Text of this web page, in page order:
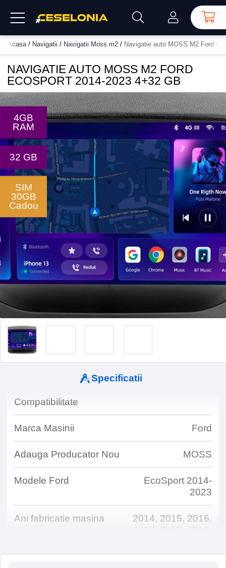
Acasa / Navigatii / Navigatii Moss m2 / Navigatie auto MOSS M2 Ford
NAVIGATIE AUTO MOSS M2 FORD
ECOSPORT 2014-2023 4+32 GB
4GB
RAM
32 GB
SIM
30GB
Cadou
Specificatii
Compatibilitate
Marca Masinii Ford
Adauga Producator Nou MOSS
Modele Ford
EcoSport 2014-
2023
Ani fabricatie masina
2014, 2015, 2016,
2023